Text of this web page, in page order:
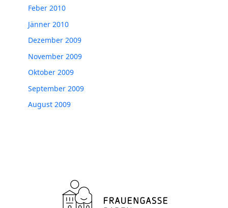
Feber 2010
Jänner 2010
Dezember 2009
November 2009
Oktober 2009
September 2009
August 2009